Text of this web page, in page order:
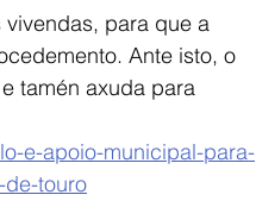
para que a
Ante isto, o
tamén axuda para
e-apoio-municipal-para-
touro